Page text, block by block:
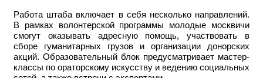
Работа штаба включает в себя несколько направлений.
В рамках волонтерской программы молодые москвичи
смогут оказывать адресную помощь, участвовать в
сборе гуманитарных грузов и организации донорских
акций. Образовательный блок предусматривает мастер-
классы по ораторскому искусству и ведению социальных